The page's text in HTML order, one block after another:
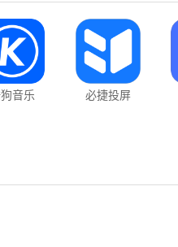
音乐 必捷投屏